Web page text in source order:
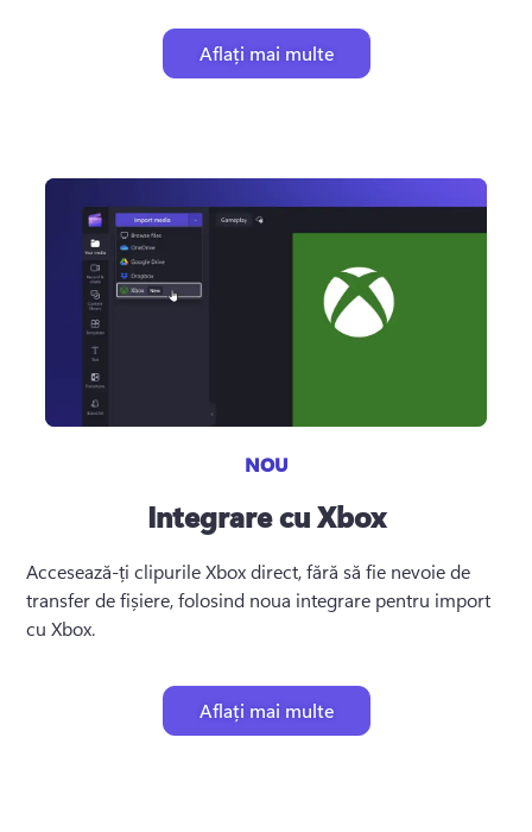
Aflați mai multe
NOU
Integrare cu Xbox
Accesează-ți clipurile Xbox direct, fără să fie nevoie de
transfer de fișiere, folosind noua integrare pentru import
cu Xbox.
Aflați mai multe